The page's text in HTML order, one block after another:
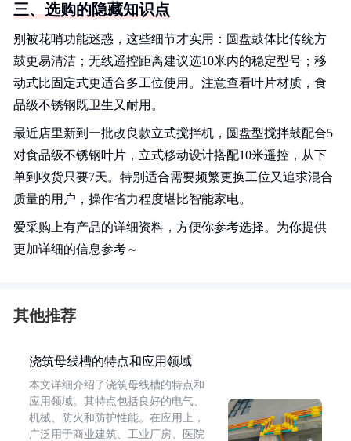
三、选购的隐藏知识点
别被花哨功能迷惑，这些细节才实用：圆盘鼓体比传统方
鼓更易清洁；无线遥控距离建议选10米内的稳定型号；移
动式比固定式更适合多工位使用。注意查看叶片材质，食
品级不锈钢既卫生又耐用。
最近店里新到一批改良款立式搅拌机，圆盘型搅拌鼓配合5
对食品级不锈钢叶片，立式移动设计搭配10米遥控，从下
单到收货只要7天。特别适合需要频繁更换工位又追求混合
质量的用户，操作省力程度堪比智能家电。
爱采购上有产品的详细资料，方便你参考选择。为你提供
更加详细的信息参考～
其他推荐
浇筑母线槽的特点和应用领域
本文详细介绍了浇筑母线槽的特点和
应用领域。其特点包括良好的电气、
机械、防火和防护性能。在应用上，
广泛用于商业建筑、工业厂房、医院